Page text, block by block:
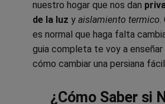
nuestro hogar que nos dan
de la luz y aislamiento termico
es normal que haga falta
guia completa te voy a enseñar
cómo cambiar una persiana fácil
¿Cómo Saber si